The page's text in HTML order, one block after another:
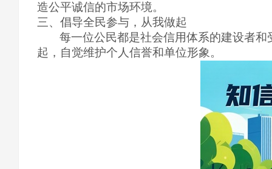
造公平诚信的市场环境。
三、倡导全民参与，从我做起
每一位公民都是社会信用体系的建设者
起，自觉维护个人信誉和单位形象。